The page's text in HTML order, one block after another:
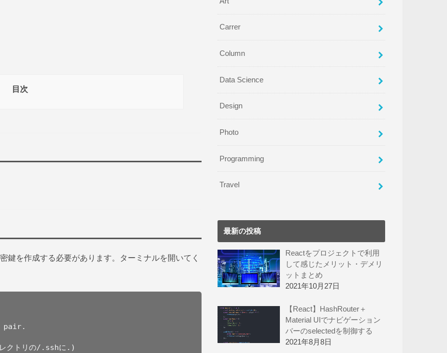
目次
鍵を作成する必要があります。ターミナルを開いてく
pair.
レクトリの/.sshに.)
Carrer
Column
Data Science
Design
Photo
Programming
Travel
最新の投稿
Reactをプロジェクトで利用
して感じたメリット・デメリ
ットまとめ
2021年10月27日
【React】HashRouter＋
Material UIでナビゲーション
バーのselectedを制御する
2021年8月8日